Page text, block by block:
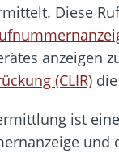
Diese
anzeigen
(CLIR)
ist